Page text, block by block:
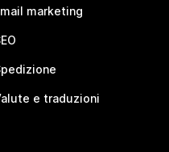
marketing
e traduzioni